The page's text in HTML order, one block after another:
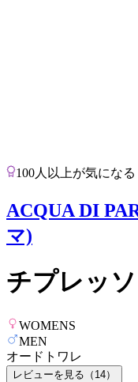
100人以上が気になる
ACQUA DI
マ)
チプレッソ
WOMENS
MEN
オードトワレ
レビューを見る（ 14）